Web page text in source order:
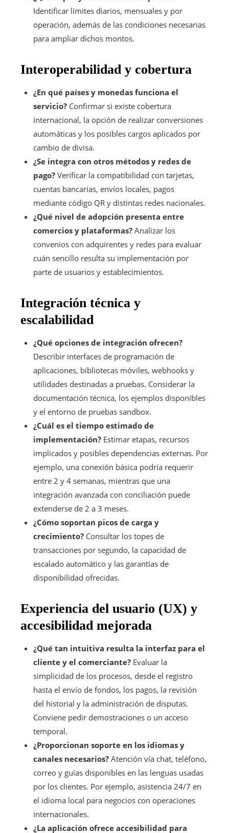
Identificar límites diarios, mensuales y por
operación, además de las condiciones necesarias
para ampliar dichos montos.
Interoperabilidad y cobertura
¿En qué países y monedas funciona el
servicio? Confirmar si existe cobertura
internacional, la opción de realizar conversiones
automáticas y los posibles cargos aplicados por
cambio de divisa.
¿Se integra con otros métodos y redes de
pago? Verificar la compatibilidad con tarjetas,
cuentas bancarias, envíos locales, pagos
mediante código QR y distintas redes nacionales.
¿Qué nivel de adopción presenta entre
comercios y plataformas? Analizar los
convenios con adquirentes y redes para evaluar
cuán sencillo resulta su implementación por
parte de usuarios y establecimientos.
Integración técnica y
escalabilidad
¿Qué opciones de integración ofrecen?
Describir interfaces de programación de
aplicaciones, bibliotecas móviles, webhooks y
utilidades destinadas a pruebas. Considerar la
documentación técnica, los ejemplos disponibles
y el entorno de pruebas sandbox.
¿Cuál es el tiempo estimado de
implementación? Estimar etapas, recursos
implicados y posibles dependencias externas. Por
ejemplo, una conexión básica podría requerir
entre 2 y 4 semanas, mientras que una
integración avanzada con conciliación puede
extenderse de 2 a 3 meses.
¿Cómo soportan picos de carga y
crecimiento? Consultar los topes de
transacciones por segundo, la capacidad de
escalado automático y las garantías de
disponibilidad ofrecidas.
Experiencia del usuario (UX) y
accesibilidad mejorada
¿Qué tan intuitiva resulta la interfaz para el
cliente y el comerciante? Evaluar la
simplicidad de los procesos, desde el registro
hasta el envío de fondos, los pagos, la revisión
del historial y la administración de disputas.
Conviene pedir demostraciones o un acceso
temporal.
¿Proporcionan soporte en los idiomas y
canales necesarios? Atención vía chat, teléfono,
correo y guías disponibles en las lenguas usadas
por los clientes. Por ejemplo, asistencia 24/7 en
el idioma local para negocios con operaciones
internacionales.
¿La aplicación ofrece accesibilidad para